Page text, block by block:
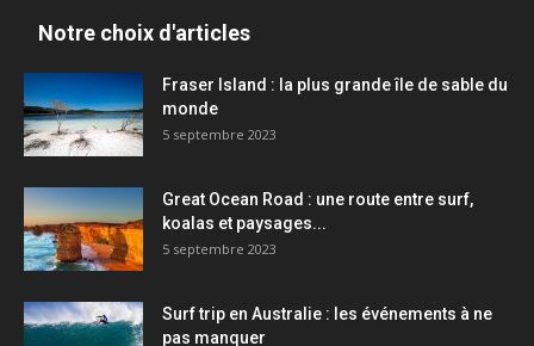
Notre choix d'articles
Fraser Island : la plus grande île de sable du
monde
5 septembre 2023
Great Ocean Road : une route entre surf,
koalas et paysages...
5 septembre 2023
Surf trip en Australie : les événements à ne
pas manquer